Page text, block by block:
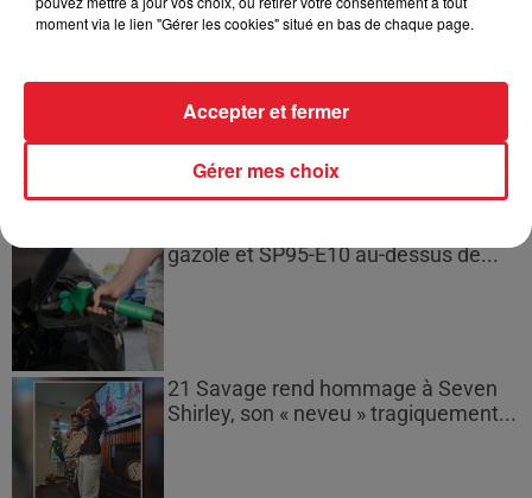
gazole et SP95-E10 au-dessus de...
21 Savage rend hommage à Seven
Shirley, son « neveu » tragiquement...
moment via le lien "Gérer les cookies" situé en bas de chaque page.
Gérer mes choix
Accepter et fermer